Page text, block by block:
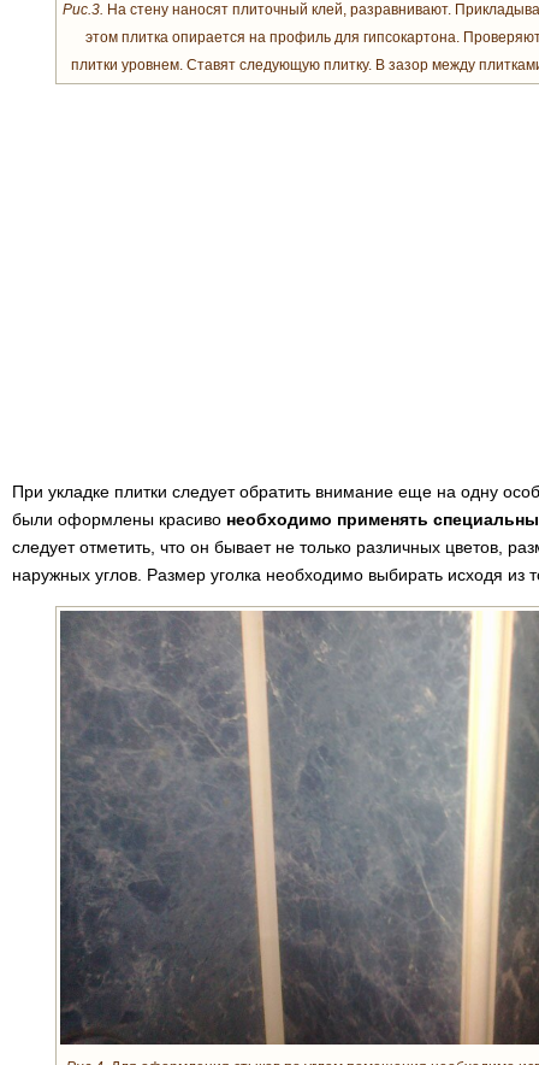
Рис.3. На стену наносят плиточный клей, разравнивают.
этом плитка опирается на профиль для гипсокартона.
плитки уровнем. Ставят следующую плитку. В зазор между
При укладке плитки следует обратить внимание еще на одну
были оформлены красиво необходимо применять
следует отметить, что он бывает не только различных цветов,
наружных углов. Размер уголка необходимо выбирать исходя из